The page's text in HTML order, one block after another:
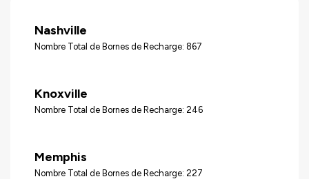
Nashville
Nombre Total de Bornes de Recharge: 867
Knoxville
Nombre Total de Bornes de Recharge: 246
Memphis
Nombre Total de Bornes de Recharge: 227